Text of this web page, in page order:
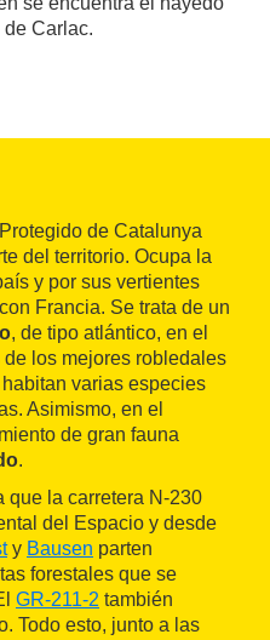
Carlac.
de Catalunya
del territorio. Ocupa la
y por sus vertientes
Francia. Se trata de un
, de tipo atlántico, en el
los mejores robledales
varias especies
Asimismo, en el
de gran fauna
.
que la carretera N-230
del Espacio y desde
y Bausen parten
forestales que se
GR-211-2 también
Todo esto, junto a las